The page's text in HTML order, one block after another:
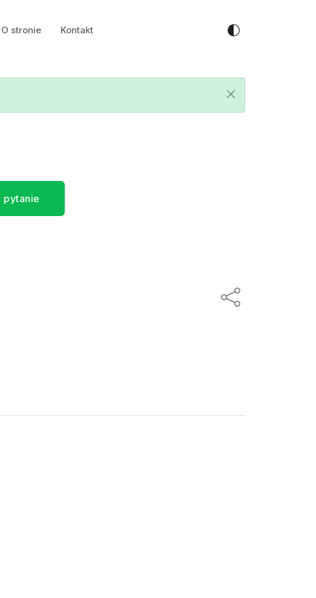
O stronie Kontakt
pytanie